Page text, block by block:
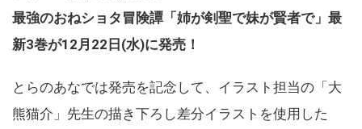
最強のおねショタ冒険譚「姉が剣聖で妹が賢者で」最
新3巻が12月22日(水)に発売！
とらのあなでは発売を記念して、イラスト担当の「大
熊猫介」先生の描き下ろし差分イラストを使用した